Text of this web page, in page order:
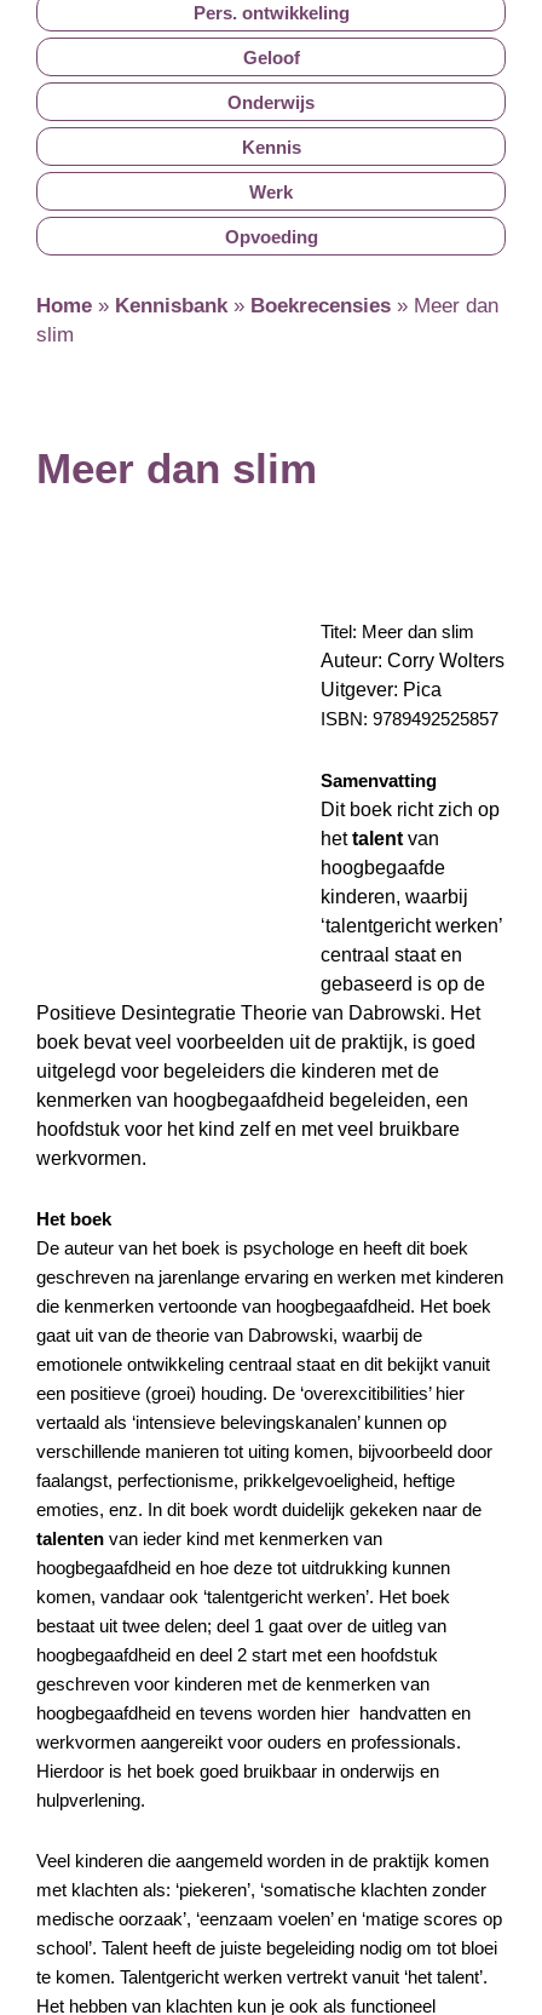
Pers. ontwikkeling
Geloof
Onderwijs
Kennis
Werk
Opvoeding
Home » Kennisbank» Boekrecensies » Meer dan
slim
Meer dan slim
Titel: Meer dan slim
Auteur: Corry Wolters
Uitgever: Pica
ISBN: 9789492525857
Samenvatting
Dit boek richt zich op
hettalentvan
hoogbegaafde
kinderen, waarbij
‘talentgericht werken’
centraal staat en
gebaseerd is op de
Positieve Desintegratie Theorie van Dabrowski. Het
boek bevat veel voorbeelden uit de praktijk, is goed
uitgelegd voor begeleiders die kinderen met de
kenmerken van hoogbegaafdheid begeleiden, een
hoofdstuk voor het kind zelf en met veel bruikbare
werkvormen.
Het boek
De auteur van het boek is psychologe en heeft dit boek
geschreven na jarenlange ervaring en werken met kinderen
die kenmerken vertoonde van hoogbegaafdheid. Het boek
gaat uit van de theorie van Dabrowski, waarbij de
emotionele ontwikkeling centraal staat en dit bekijkt vanuit
een positieve (groei) houding. De ‘overexcitibilities’ hier
vertaald als ‘intensieve belevingskanalen’ kunnen op
verschillende manieren tot uiting komen, bijvoorbeeld door
faalangst, perfectionisme, prikkelgevoeligheid, heftige
emoties, enz. In dit boek wordt duidelijk gekeken naar de
talenten van ieder kind met kenmerken van
hoogbegaafdheid en hoe deze tot uitdrukking kunnen
komen, vandaar ook ‘talentgericht werken’. Het boek
bestaat uit twee delen; deel 1 gaat over de uitleg van
hoogbegaafdheid en deel 2 start met een hoofdstuk
geschreven voor kinderen met de kenmerken van
hoogbegaafdheid en tevens worden hier handvatten en
werkvormen aangereikt voor ouders en professionals.
Hierdoor is het boek goed bruikbaar in onderwijs en
hulpverlening.
Veel kinderen die aangemeld worden in de praktijk komen
met klachten als: ‘piekeren’, ‘somatische klachten zonder
medische oorzaak’, ‘eenzaam voelen’ en ‘matige scores op
school’. Talent heeft de juiste begeleiding nodig om tot bloei
te komen. Talentgericht werken vertrekt vanuit ‘het talent’.
Het hebben van klachten kun je ook als functioneel